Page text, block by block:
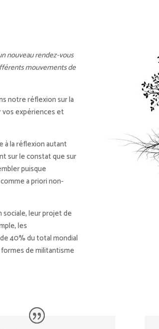
nouveau rendez-vous
mouvements de
notre réflexion sur la
expériences et
à la réflexion autant
sur le constat que sur
puisque
a priori non-
leur projet de
les
40% du total mondial
de militantisme